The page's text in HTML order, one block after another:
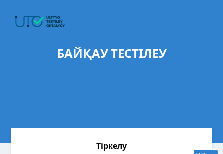
БАЙҚАУ ТЕСТІЛЕУ
Тіркелу